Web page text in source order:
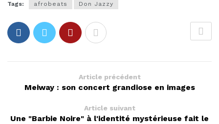
Tags: afrobeats Don Jazzy
Article précédent
Meiway : son concert grandiose en images
Article suivant
Une "Barbie Noire" à l'identité mystérieuse fait le